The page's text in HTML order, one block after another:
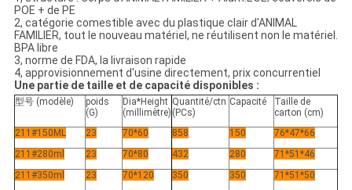
POE + de PE
2, catégorie comestible avec du plastique clair d'ANIMAL
FAMILIER, tout le nouveau matériel, ne réutilisent non le matériel.
BPA libre
3, norme de FDA, la livraison rapide
4, approvisionnement d'usine directement, prix concurrentiel
Une partie de taille et de capacité disponibles :
型号 (modèle)
poids
(G)
Dia*Height
(millimètre)
Quantité/ctn
(PCs)
Capacité
Taille de
carton (cm)
211#150ML
23 70*60 858 150
76*47*66
211#280ml
23 70*80 432 280
71*51*46
211#350ml
23 70*120 350 350
71*51*50